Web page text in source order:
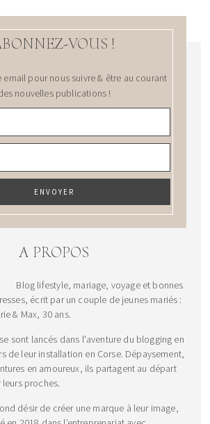
VOUS !
email pour nous suivre & être au courant
nouvelles publications !
A PROPOS
Blog lifestyle, mariage, voyage et bonnes
écrit par un couple de jeunes mariés :
& Max, 30 ans.
sont lancés dans l'aventure du blogging en
de leur installation en Corse. Dépaysement,
en amoureux, ils partagent au départ
proches.
désir de créer une marque à leur image,